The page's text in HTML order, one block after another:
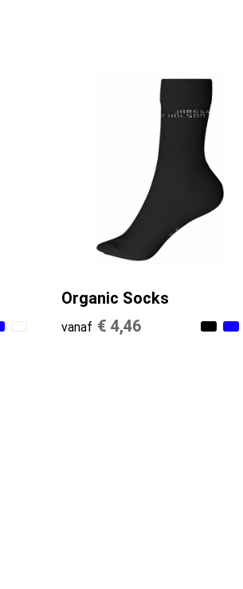
Organic Socks
vanaf € 4,46